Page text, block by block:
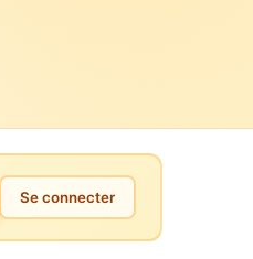
Se connecter